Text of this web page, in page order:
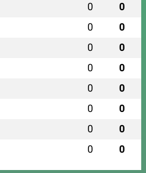
0 0
0 0
0 0
0 0
0 0
0 0
0 0
0 0